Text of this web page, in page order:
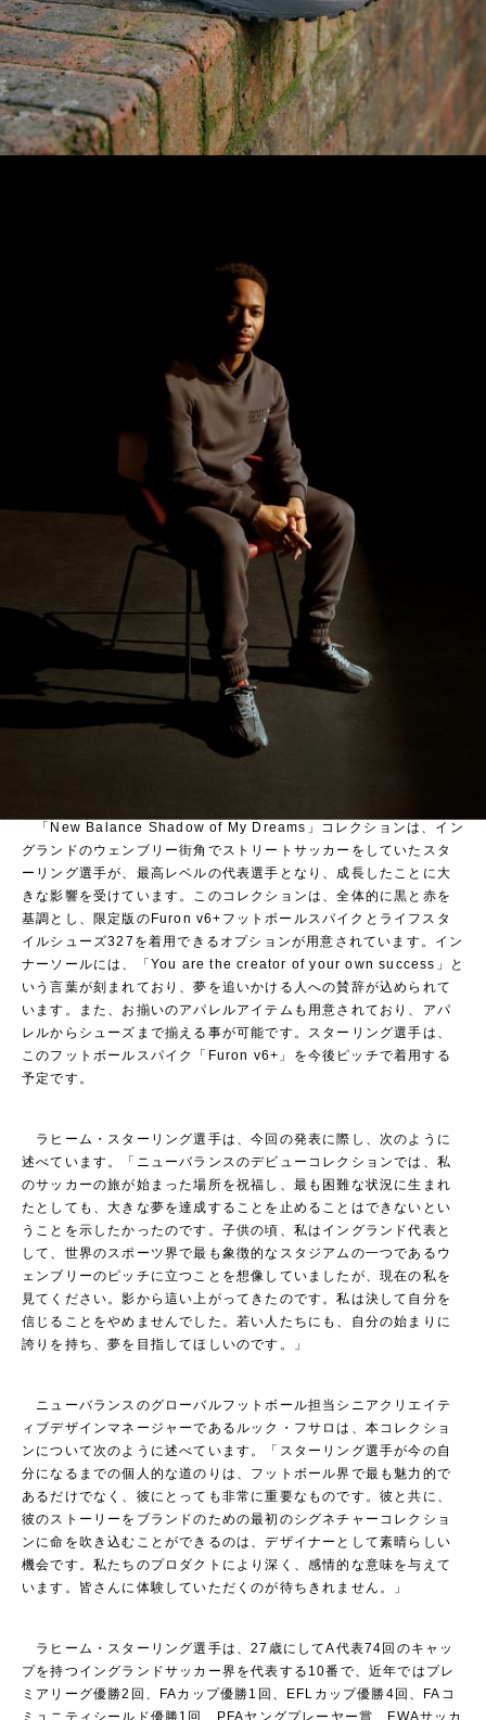
「New Balance Shadow of My Dreams」コレクションは、イン
グランドのウェンブリー街角でストリートサッカーをしていたスタ
ーリング選手が、最高レベルの代表選手となり、成長したことに大
きな影響を受けています。このコレクションは、全体的に黒と赤を
基調とし、限定版のFuron v6+フットボールスパイクとライフスタ
イルシューズ327を着用できる オプションが用意されています。イン
ナーソールには、「You are the creator of your own success」と
いう言葉が刻まれており、夢を追いかける人への賛辞が込められて
います。また、 お揃いのアパレルアイテムも用意されており
、アパ
レルからシューズまで揃える事が可能です。
スターリング選手は、
このフットボールスパイク「Furon v6+」を今後ピッチで着用する
予定です。
ラヒーム・スターリング選手は、今回の発表に際し、次のように
述べています。「ニューバランスのデビューコレクションでは、私
のサッカーの旅が始まった場所を祝福し、最も困難な状況に生まれ
たとしても、大きな夢を達成することを止めることはできないとい
うことを示したかったのです。子供の頃、私はイングランド代表と
して、世界のスポーツ界で最も象徴的なスタジアムの一つであるウ
ェンブリーのピッチに立つことを想像していましたが、現在の私を
見てください。影から這い上がってきたのです。私は決して自分を
信じることをやめませんでした。若い人たちにも、自分の始まりに
誇りを持ち、夢を目指してほしいのです。」
ニューバランスのグローバルフットボール担当シニアクリエイテ
ィブデザインマネージャーであるルック・フサロは、本コレクショ
ンについて次のように述べています。「スターリング選手が今の自
分になるまでの個人的な道のりは、フットボール界で最も魅力的で
あるだけでなく、彼にとっても非常に重要なものです。彼と共に、
彼のストーリーをブランドのための最初のシグネチャーコレクショ
ンに命を吹き込むことができるのは、デザイナーとして素晴らしい
機会です。私たちのプロダクトにより深く、感情的な意味を与えて
います。皆さんに体験していただくのが待ちきれません。」
ラヒーム・スターリング選手は、27歳にしてA代表74回 のキャッ
プを持つイングランドサッカー界を代表する10番で、近年ではプレ
ミアリーグ優勝2回、FAカップ優勝1回、EFLカップ優勝4回、FAコ
ミュニティシールド優勝1回、PFAヤングプレーヤー賞、FWAサッカ